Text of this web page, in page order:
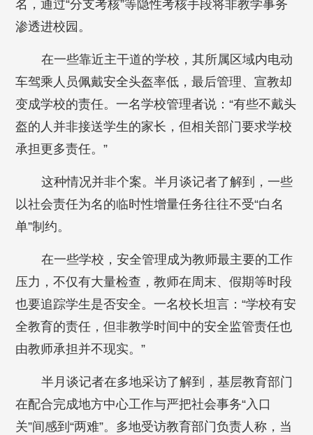
名，通过“分支考核”等隐性考核手段将非教学事务
渗透进校园。
在一些靠近主干道的学校，其所属区域内电动
车驾乘人员佩戴安全头盔率低，最后管理、宣教却
变成学校的责任。一名学校管理者说：“有些不戴头
盔的人并非接送学生的家长，但相关部门要求学校
承担更多责任。”
这种情况并非个案。半月谈记者了解到，一些
以社会责任为名的临时性增量任务往往不受“白名
单”制约。
在一些学校，安全管理成为教师最主要的工作
压力，不仅有大量检查，教师在周末、假期等时段
也要追踪学生是否安全。一名校长坦言：“学校有安
全教育的责任，但非教学时间中的安全监管责任也
由教师承担并不现实。”
半月谈记者在多地采访了解到，基层教育部门
在配合完成地方中心工作与严把社会事务“入口
关”间感到“两难”。多地受访教育部门负责人称，当